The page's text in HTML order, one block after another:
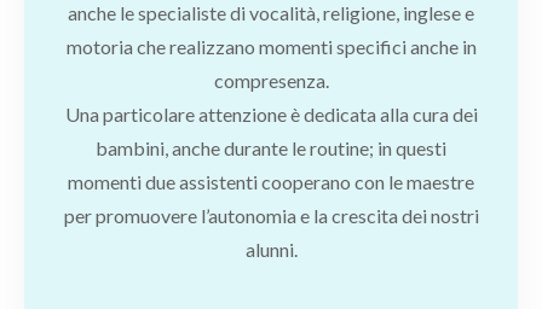
anche le specialiste di vocalità, religione, inglese e
motoria che realizzano momenti specifici anche in
compresenza.
Una particolare attenzione è dedicata alla cura dei
bambini, anche durante le routine; in questi
momenti due assistenti cooperano con le maestre
per promuovere l’autonomia e la crescita dei nostri
alunni.